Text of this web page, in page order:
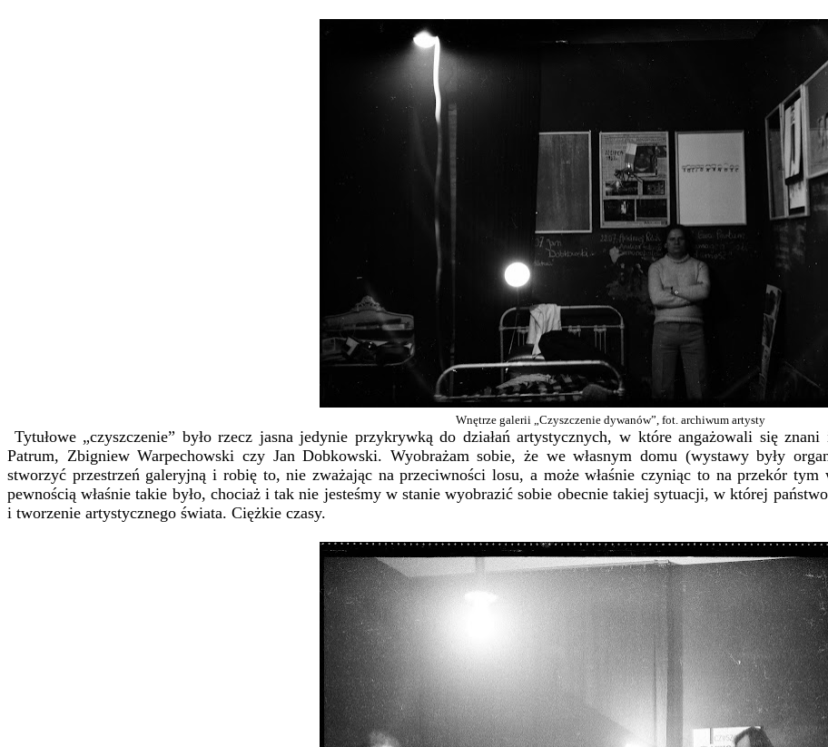
Wnętrze galerii „Czyszczenie dywanów”, fot. archiwum artysty
Tytułowe „czyszczenie” było rzecz jasna jedynie przykrywką do działań artystycznych, w które angażowali się
Patrum, Zbigniew Warpechowski czy Jan Dobkowski. Wyobrażam sobie, że we własnym domu (wystawy były
stworzyć przestrzeń galeryjną i robię to, nie zważając na przeciwności losu, a może właśnie czyniąc to na przekór
pewnością właśnie takie było, chociaż i tak nie jesteśmy w stanie wyobrazić sobie obecnie takiej sytuacji, w której
i tworzenie artystycznego świata. Ciężkie czasy.